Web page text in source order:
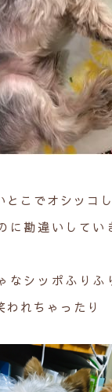
とこでオシッコ
に勘違いしてい
なシッポふりふ
われちゃったり